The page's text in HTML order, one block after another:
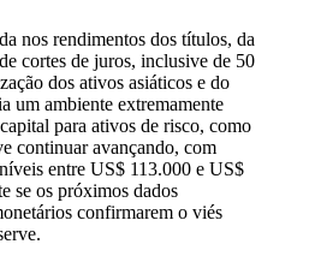
nos rendimentos dos títulos, da
cortes de juros, inclusive de 50
dos ativos asiáticos e do
um ambiente extremamente
para ativos de risco, como
continuar avançando, com
entre US$ 113.000 e US$
se os próximos dados
confirmarem o viés